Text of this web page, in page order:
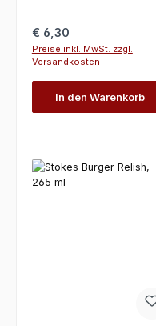
Regulärer Preis:
€ 6,30
Preise inkl. MwSt. zzgl.
Versandkosten
In den Warenkorb